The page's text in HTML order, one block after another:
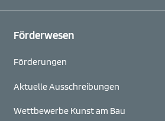
Förderwesen
Förderungen
Aktuelle Ausschreibungen
Wettbewerbe Kunst am Bau